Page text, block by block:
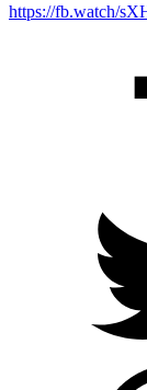
https://fb.watch/